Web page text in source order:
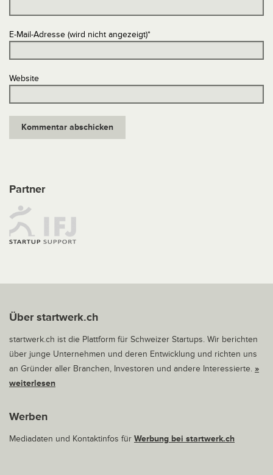
E-Mail-Adresse (wird nicht angezeigt)*
Website
Partner
Über startwerk.ch
startwerk.ch ist die Plattform für Schweizer Startups. Wir berichten
über junge Unternehmen und deren Entwicklung und richten uns
an Gründer aller Branchen, Investoren und andere Interessierte. »
weiterlesen
Werben
Mediadaten und Kontaktinfos für Werbung bei startwerk.ch